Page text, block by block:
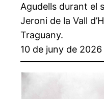
Agudells durant el
Jeroni de la Vall
Traguany.
10 de juny de 2026